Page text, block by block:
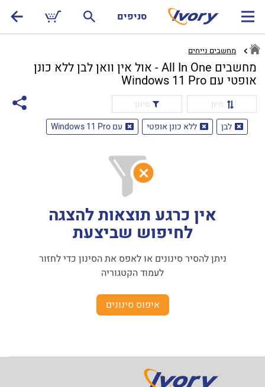
סניפים
מחשבים נייחים
מחשבים All In One - אול אין וואן לבן ללא כונן
אופטי עם Windows 11 Pro
מיון
סינון
לבן
ללא כונן אופטי עם Windows 11 Pro
אין כרגע תוצאות להצגה
לחיפוש שביצעת
ניתן להסיר סינונים או לאפס את הסינון כדי לחזור
לעמוד הקטגוריה
איפוס סינונים